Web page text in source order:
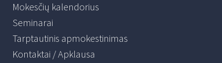
Mokesčių kalendorius
Seminarai
Tarptautinis apmokestinimas
Kontaktai / Apklausa